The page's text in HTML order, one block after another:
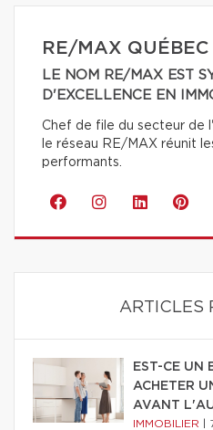
RE/MAX QUÉBEC
LE NOM RE/MAX EST
D'EXCELLENCE EN
Chef de file du secteur de
le réseau RE/MAX réunit
performants.
ARTICLES
EST-CE UN
ACHETER
AVANT
IMMOBILIER